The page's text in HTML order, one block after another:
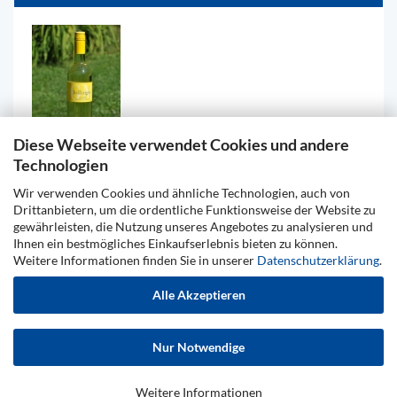
Diese Webseite verwendet Cookies und andere
Technologien
Wir verwenden Cookies und ähnliche Technologien, auch von
Drittanbietern, um die ordentliche Funktionsweise der Website zu
gewährleisten, die Nutzung unseres Angebotes zu analysieren und
Ihnen ein bestmögliches Einkaufserlebnis bieten zu können.
Weitere Informationen finden Sie in unserer Datenschutzerklärung.
Alle Akzeptieren
Nur Notwendige
Weitere Informationen
GELBE MUSKATELLER 2018, 0,75l
8,00 EUR
Impressum Kontakt
Versand- & Zahlungsbedingungen
Widerrufsrecht & Muster-Widerrufsformular
Privatsphäre und Datenschutz
Cookie Einstellungen